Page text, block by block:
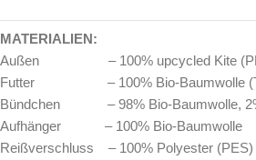
MATERIALIEN:
Außen – 100% upcycled Kite
Futter – 100% Bio-Baumwolle
Bündchen – 98% Bio-Baumwolle, 2%
Aufhänger – 100% Bio-Baumwolle
Reißverschluss – 100% Polyester (PES)